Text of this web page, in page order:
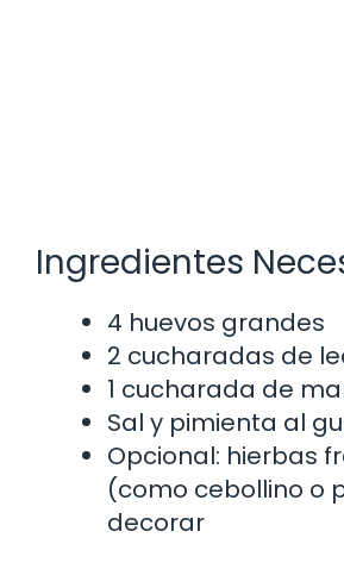
Ingredientes
4 huevos grandes
2 cucharadas de
1 cucharada de
Sal y pimienta al
Opcional: hierbas
(como cebollino o
decorar